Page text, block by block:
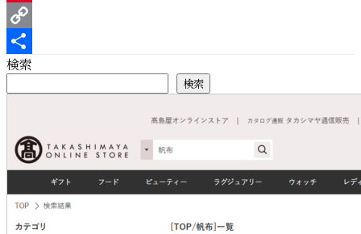
コ
ー
ル
バ
ー
TR-
B25
用
ケ
Pinterest
Copy
Link
共
有
検索
検索